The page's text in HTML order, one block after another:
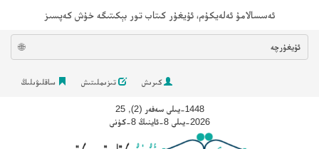
ئەسسالامۇ ئەلەيكۇم، ئۇيغۇر كىتاب تور بېكىتىگە خۇش كەپسىز
ئۇيغۇرچە 🌐
كىرىش تىزىملىتىش ساقلىۋىلىڭ
1448-يىلى سەفەر (2), 25
2026-يىلى 8-ئاينىڭ 8-كۈنى